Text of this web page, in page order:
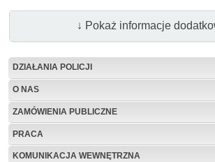
↓ Pokaż informacje
DZIAŁANIA POLICJI
O NAS
ZAMÓWIENIA PUBLICZNE
PRACA
KOMUNIKACJA WEWNĘTRZNA